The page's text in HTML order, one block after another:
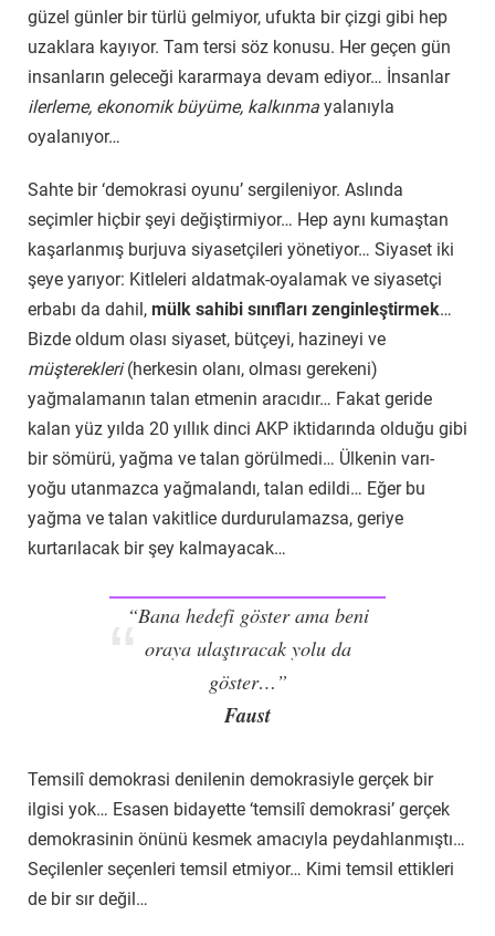
güzel günler bir türlü gelmiyor, ufukta bir çizgi gibi hep
uzaklara kayıyor. Tam tersi söz konusu. Her geçen gün
insanların geleceği kararmaya devam ediyor… İnsanlar
ilerleme, ekonomik büyüme, kalkınma yalanıyla
oyalanıyor…
Sahte bir ‘demokrasi oyunu’ sergileniyor. Aslında
seçimler hiçbir şeyi değiştirmiyor… Hep aynı kumaştan
kaşarlanmış burjuva siyasetçileri yönetiyor… Siyaset iki
şeye yarıyor: Kitleleri aldatmak-oyalamak ve siyasetçi
erbabı da dahil, mülk sahibi sınıfları zenginleştirmek…
Bizde oldum olası siyaset, bütçeyi, hazineyi ve
müşterekleri(herkesin olanı, olması gerekeni)
yağmalamanın talan etmenin aracıdır… Fakat geride
kalan yüz yılda 20 yıllık dinci AKP iktidarında olduğu gibi
bir sömürü, yağma ve talan görülmedi… Ülkenin varı-
yoğu utanmazca yağmalandı, talan edildi… Eğer bu
yağma ve talan vakitlice durdurulamazsa, geriye
kurtarılacak bir şey kalmayacak…
“Bana hedefi göster ama beni
oraya ulaştıracak yolu da
göster…”
Faust
Temsilî demokrasi denilenin demokrasiyle gerçek bir
ilgisi yok… Esasen bidayette ‘temsilî demokrasi’ gerçek
demokrasinin önünü kesmek amacıyla peydahlanmıştı…
Seçilenler seçenleri temsil etmiyor… Kimi temsil ettikleri
de bir sır değil…